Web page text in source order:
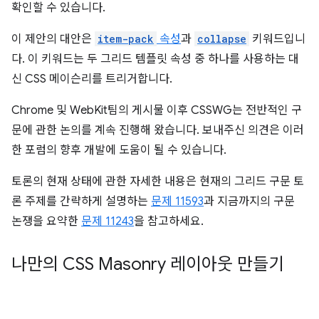
확인할 수 있습니다.
이 제안의 대안은 item-pack 속성과 collapse 키워드입니
다. 이 키워드는 두 그리드 템플릿 속성 중 하나를 사용하는 대
신 CSS 메이슨리를 트리거합니다.
Chrome 및 WebKit팀의 게시물 이후 CSSWG는 전반적인 구
문에 관한 논의를 계속 진행해 왔습니다. 보내주신 의견은 이러
한 포럼의 향후 개발에 도움이 될 수 있습니다.
토론의 현재 상태에 관한 자세한 내용은 현재의 그리드 구문 토
론 주제를 간략하게 설명하는 문제 11593과 지금까지의 구문
논쟁을 요약한 문제 11243을 참고하세요.
나만의 CSS Masonry 레이아웃 만들기